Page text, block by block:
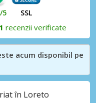
5 SSL
recenzii verificate
acum disponibil pe
în Loreto